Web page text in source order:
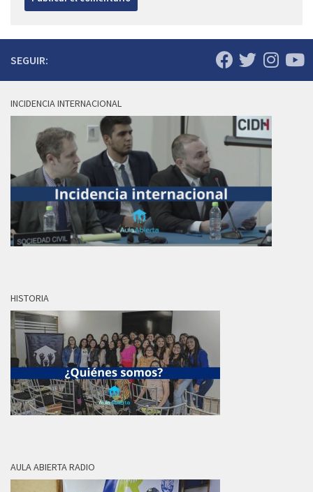
SEGUIR:
INCIDENCIA INTERNACIONAL
HISTORIA
AULA ABIERTA RADIO